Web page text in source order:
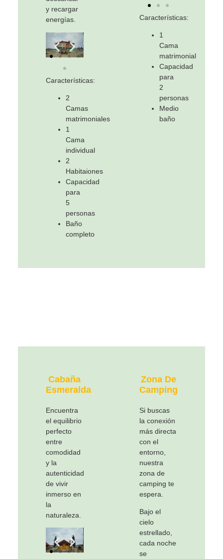
y recargar
energías.
Características:
2
Camas
matrimoniales
1
Cama
individual
2
Habitaiones
Capacidad
para
5
personas
Baño
completo
Características:
1
Cama
matrimonial
Capacidad
para
2
personas
Medio
baño
Cabaña
Esmeralda
Encuentra
el equilibrio
perfecto
entre
comodidad
y la
autenticidad
de vivir
inmerso en
la
naturaleza.
Zona De
Camping
Si buscas
la conexión
más directa
con el
entorno,
nuestra
zona de
camping te
espera.
Bajo el
cielo
estrellado,
cada noche
se